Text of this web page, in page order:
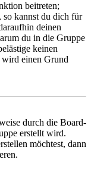
beitreten;
so kannst du dich für
deinen
du in die Gruppe
keinen
einen Grund
durch die Board-
erstellt wird.
möchtest, dann